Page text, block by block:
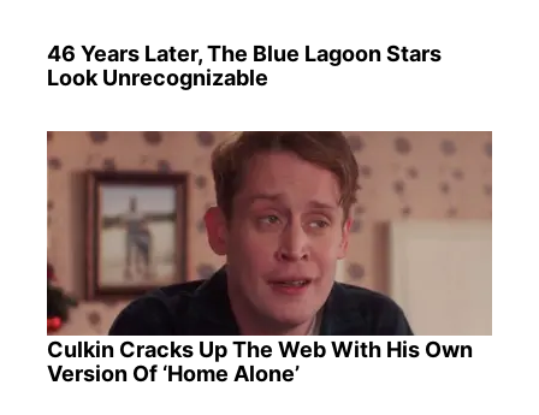
46 Years Later, The Blue Lagoon Stars
Look Unrecognizable
Culkin Cracks Up The Web With His Own
Version Of ‘Home Alone’